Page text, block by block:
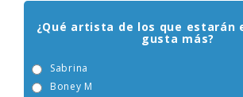
¿Qué artista de los que estarán
gusta más?